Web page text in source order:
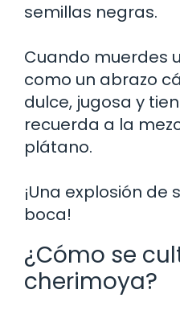
semillas negras.
Cuando muerdes
como un abrazo
dulce, jugosa y
recuerda a la
plátano.
¡Una explosión
boca!
¿Cómo se
cherimoya?